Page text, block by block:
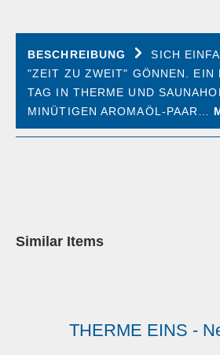
BESCHREIBUNG
SICH
"ZEIT ZU ZWEIT" GÖNNEN. EIN
TAG IN THERME UND
MINÜTIGEN AROMAÖL-PAAR…
Produktgalerie überspringen
Similar Items
THERME EINS -